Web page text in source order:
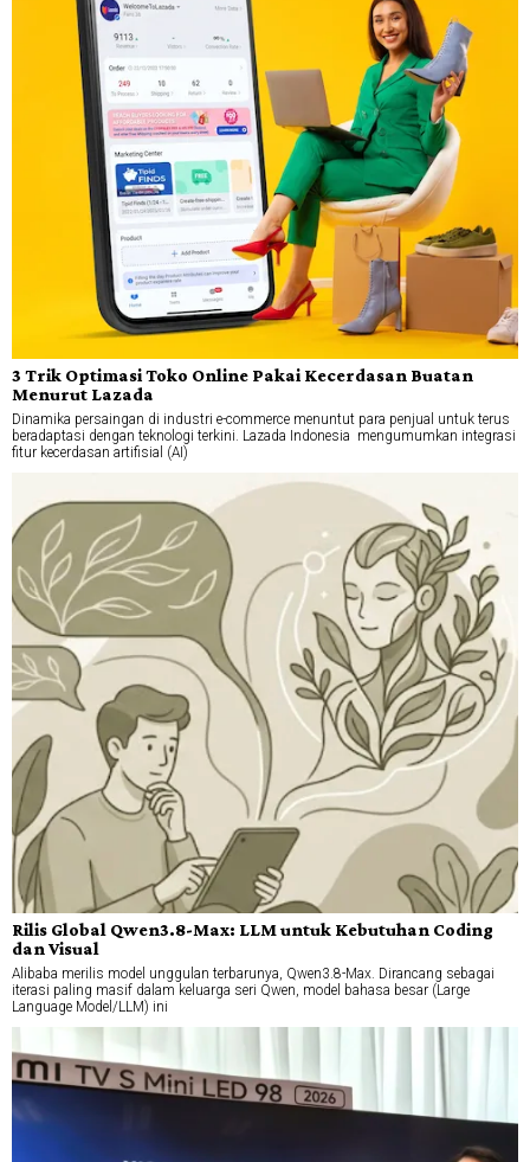
3 Trik Optimasi Toko Online Pakai Kecerdasan Buatan
Menurut Lazada
Dinamika persaingan di industri e-commerce menuntut para penjual untuk terus
beradaptasi dengan teknologi terkini. Lazada Indonesia mengumumkan integrasi
fitur kecerdasan artifisial (AI)
Rilis Global Qwen3.8-Max: LLM untuk Kebutuhan Coding
dan Visual
Alibaba merilis model unggulan terbarunya, Qwen3.8-Max. Dirancang sebagai
iterasi paling masif dalam keluarga seri Qwen, model bahasa besar (Large
Language Model/LLM) ini